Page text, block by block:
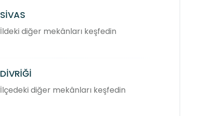
SİVAS
İldeki diğer mekânları keşfedin
DİVRİĞİ
İlçedeki diğer mekânları keşfedin